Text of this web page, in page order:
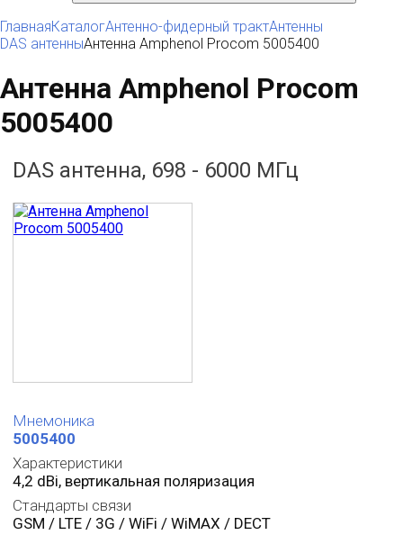
ГлавнаяКаталогАнтенно-фидерный трактАнтенны
DAS антенныАнтенна Amphenol Procom 5005400
Антенна Amphenol Procom
5005400
DAS антенна, 698 - 6000 МГц
Мнемоника
5005400
Характеристики
4,2 dBi, вертикальная поляризация
Стандарты связи
GSM / LTE / 3G / WiFi / WiMAX / DECT